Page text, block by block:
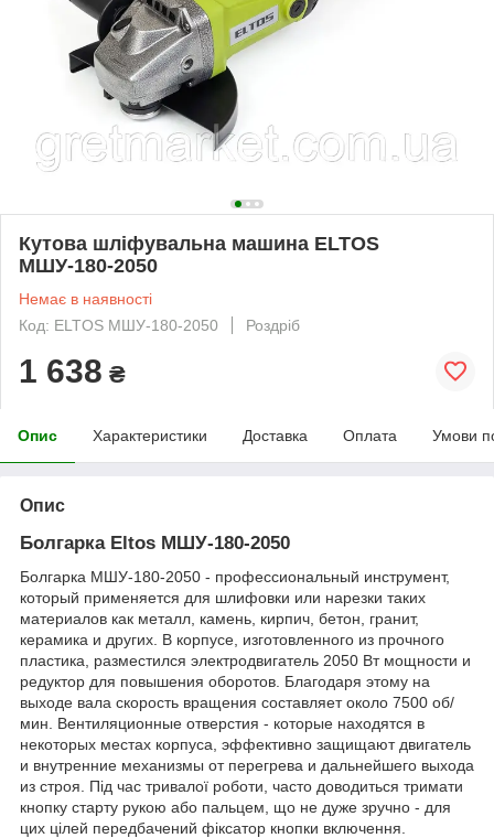
Кутова шліфувальна машина ELTOS
МШУ-180-2050
Немає в наявності
Код: ELTOS МШУ-180-2050
Роздріб
1 638 ₴
Опис Характеристики Доставка Оплата Умови
Опис
Болгарка Eltos МШУ-180-2050
Болгарка МШУ-180-2050 - профессиональный инструмент,
который применяется для шлифовки или нарезки таких
материалов как металл, камень, кирпич, бетон, гранит,
керамика и других. В корпусе, изготовленного из прочного
пластика, разместился электродвигатель 2050 Вт мощности и
редуктор для повышения оборотов. Благодаря этому на
выходе вала скорость вращения составляет около 7500 об/
мин. Вентиляционные отверстия - которые находятся в
некоторых местах корпуса, эффективно защищают двигатель
и внутренние механизмы от перегрева и дальнейшего выхода
из строя. Під час тривалої роботи, часто доводиться тримати
кнопку старту рукою або пальцем, що не дуже зручно - для
цих цілей передбачений фіксатор кнопки включення.